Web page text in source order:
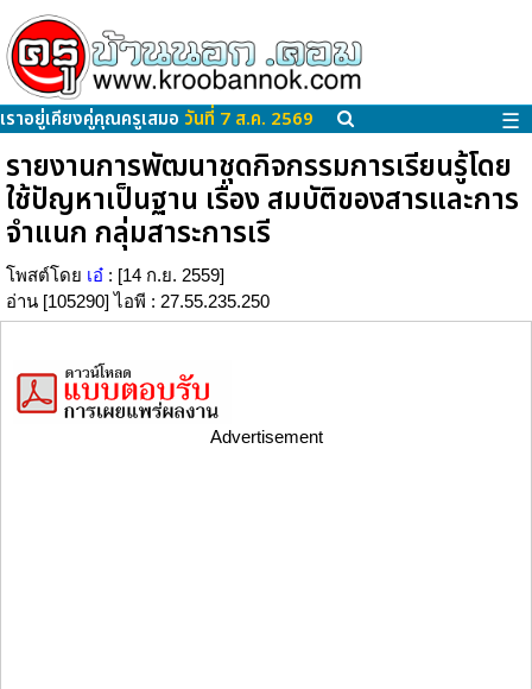
เราอยู่เคียงคู่คุณครูเสมอ วันที่ 7 ส.ค. 2569 ☰
รายงานการพัฒนาชุดกิจกรรมการเรียนรู้โดย
ใช้ปัญหาเป็นฐาน เรื่อง สมบัติของสารและการ
จำแนก กลุ่มสาระการเรี
โพสต์โดย เอ๋ : [14 ก.ย. 2559]
อ่าน [105290] ไอพี : 27.55.235.250
Advertisement